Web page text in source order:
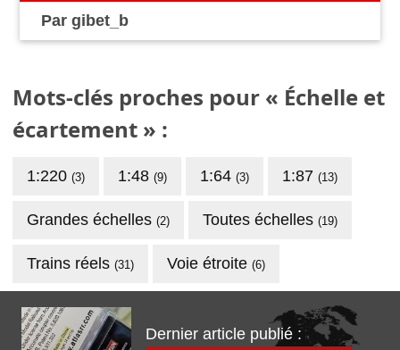
Par gibet_b
Mots-clés proches pour « Échelle et
écartement » :
1:220 (3) 1:48 (9) 1:64 (3) 1:87 (13)
Grandes échelles (2) Toutes échelles (19)
Trains réels (31) Voie étroite (6)
Dernier article publié :